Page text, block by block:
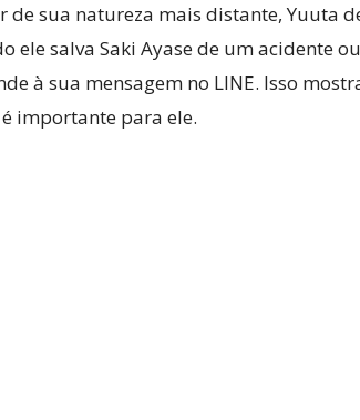
de sua natureza mais distante, Yuuta
ele salva Saki Ayase de um acidente
à sua mensagem no LINE. Isso
importante para ele.